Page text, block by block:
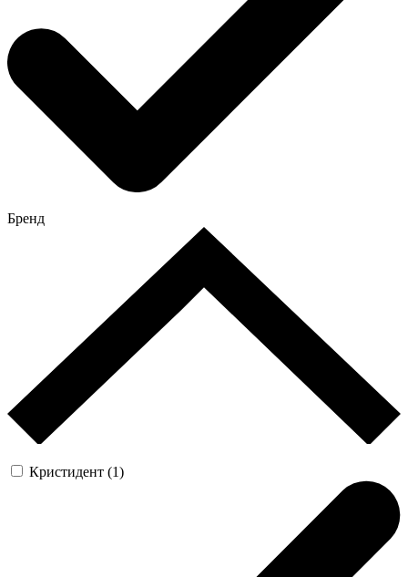
Бренд
Кристидент (1)